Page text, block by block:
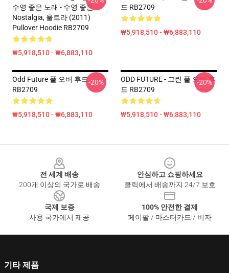
수영 좋은 노래 - 수영 좋은
Nostalgia, 울트라 (2011)
Pullover Hoodie RB2709
₩5,918,510 - ₩6,883,110
드 RB2709
₩5,918,510 - ₩6,883,110
Odd Future 풀 오버 후드
RB2709
₩5,918,510 - ₩6,883,110
-20%
ODD FUTURE - 그린 풀 오버 후
드 RB2709
₩5,918,510 - ₩6,883,110
-20%
전 세계 배송
200개 이상의 국가로 배송
안심하고 쇼핑하세요
클릭에서 배송까지 24/7 보호
국제 보증
사용 국가에서 제공
100% 안전한 결제
페이팔 / 마스터카드 / 비자
기타 제품